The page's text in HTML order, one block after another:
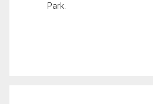
Park.